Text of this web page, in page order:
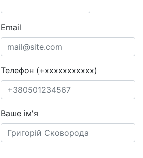
Email
Телефон (+xxxxxxxxxxx)
Ваше ім'я